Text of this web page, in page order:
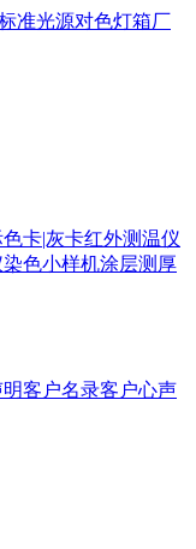
色卡|灰卡红外测温仪
染色小样机涂层测厚
客户名录客户心声